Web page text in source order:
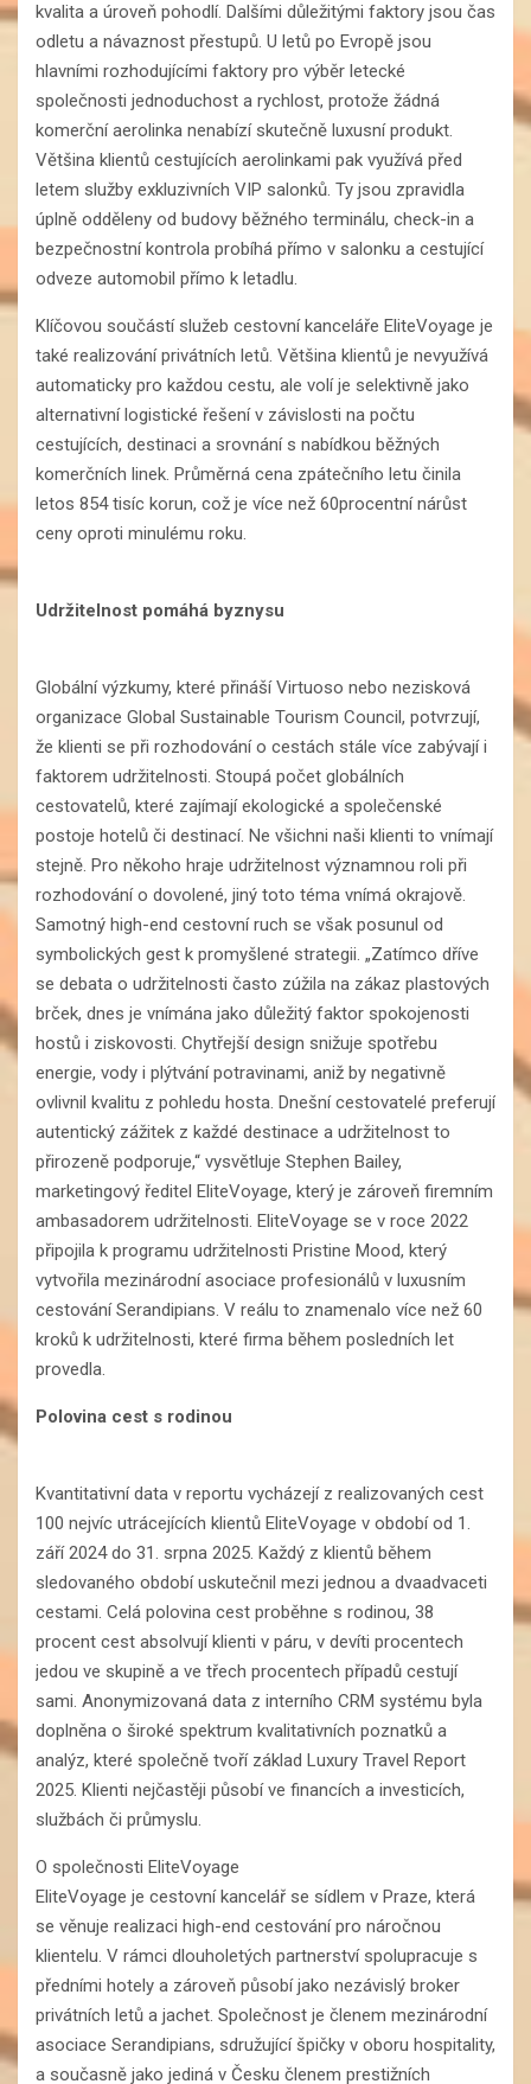
kvalita a úroveň pohodlí. Dalšími důležitými faktory jsou čas
odletu a návaznost přestupů. U letů po Evropě jsou
hlavními rozhodujícími faktory pro výběr letecké
společnosti jednoduchost a rychlost, protože žádná
komerční aerolinka nenabízí skutečně luxusní produkt.
Většina klientů cestujících aerolinkami pak využívá před
letem služby exkluzivních VIP salonků. Ty jsou zpravidla
úplně odděleny od budovy běžného terminálu, check-in a
bezpečnostní kontrola probíhá přímo v salonku a cestující
odveze automobil přímo k letadlu.
Klíčovou součástí služeb cestovní kanceláře EliteVoyage je
také realizování privátních letů. Většina klientů je nevyužívá
automaticky pro každou cestu, ale volí je selektivně jako
alternativní logistické řešení v závislosti na počtu
cestujících, destinaci a srovnání s nabídkou běžných
komerčních linek. Průměrná cena zpátečního letu činila
letos 854 tisíc korun, což je více než 60procentní nárůst
ceny oproti minulému roku.
Udržitelnost pomáhá byznysu
Globální výzkumy, které přináší Virtuoso nebo nezisková
organizace Global Sustainable Tourism Council, potvrzují,
že klienti se při rozhodování o cestách stále více zabývají i
faktorem udržitelnosti. Stoupá počet globálních
cestovatelů, které zajímají ekologické a společenské
postoje hotelů či destinací. Ne všichni naši klienti to vnímají
stejně. Pro někoho hraje udržitelnost významnou roli při
rozhodování o dovolené, jiný toto téma vnímá okrajově.
Samotný high-end cestovní ruch se však posunul od
symbolických gest k promyšlené strategii. „Zatímco dříve
se debata o udržitelnosti často zúžila na zákaz plastových
brček, dnes je vnímána jako důležitý faktor spokojenosti
hostů i ziskovosti. Chytřejší design snižuje spotřebu
energie, vody i plýtvání potravinami, aniž by negativně
ovlivnil kvalitu z pohledu hosta. Dnešní cestovatelé preferují
autentický zážitek z každé destinace a udržitelnost to
přirozeně podporuje,“ vysvětluje Stephen Bailey,
marketingový ředitel EliteVoyage, který je zároveň firemním
ambasadorem udržitelnosti. EliteVoyage se v roce 2022
připojila k programu udržitelnosti Pristine Mood, který
vytvořila mezinárodní asociace profesionálů v luxusním
cestování Serandipians. V reálu to znamenalo více než 60
kroků k udržitelnosti, které firma během posledních let
provedla.
Polovina cest s rodinou
Kvantitativní data v reportu vycházejí z realizovaných cest
100 nejvíc utrácejících klientů EliteVoyage v období od 1.
září 2024 do 31. srpna 2025. Každý z klientů během
sledovaného období uskutečnil mezi jednou a dvaadvaceti
cestami. Celá polovina cest proběhne s rodinou, 38
procent cest absolvují klienti v páru, v devíti procentech
jedou ve skupině a ve třech procentech případů cestují
sami. Anonymizovaná data z interního CRM systému byla
doplněna o široké spektrum kvalitativních poznatků a
analýz, které společně tvoří základ Luxury Travel Report
2025. Klienti nejčastěji působí ve financích a investicích,
službách či průmyslu.
O společnosti EliteVoyage
EliteVoyage je cestovní kancelář se sídlem v Praze, která
se věnuje realizaci high-end cestování pro náročnou
klientelu. V rámci dlouholetých partnerství spolupracuje s
předními hotely a zároveň působí jako nezávislý broker
privátních letů a jachet. Společnost je členem mezinárodní
asociace Serandipians, sdružující špičky v oboru hospitality,
a současně jako jediná v Česku členem prestižních